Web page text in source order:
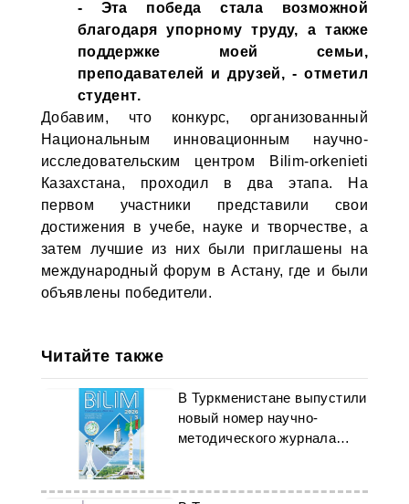
- Эта победа стала возможной
благодаря упорному труду, а также
поддержке моей семьи,
преподавателей и друзей, - отметил
студент.
Добавим, что конкурс, организованный
Национальным инновационным научно-
исследовательским центром Bilim-orkenieti
Казахстана, проходил в два этапа. На
первом участники представили свои
достижения в учебе, науке и творчестве, а
затем лучшие из них были приглашены на
международный форум в Астану, где и были
объявлены победители.
Читайте также
В Туркменистане выпустили
новый номер научно-
методического журнала